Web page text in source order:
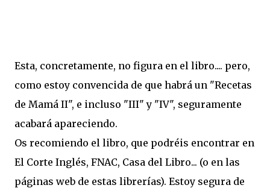
Esta, concretamente, no figura en el libro.... pero,
como estoy convencida de que habrá un "Recetas
de Mamá II", e incluso "III" y "IV", seguramente
acabará apareciendo.
Os recomiendo el libro, que podréis encontrar en
El Corte Inglés, FNAC, Casa del Libro... (o en las
páginas web de estas librerías). Estoy segura de